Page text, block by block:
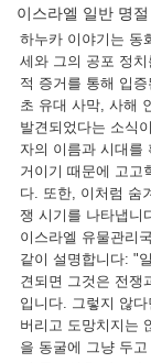
이스라엘 일반 명절
하누카 이야기는 동
세와 그의 공포 정
적 증거를 통해 입
초 유대 사막, 사해
발견되었다는 소식
자의 이름과 시대를
거이기 때문에 고고
다. 또한, 이처럼 숨
쟁 시기를 나타냅니
이스라엘 유물관리
같이 설명합니다: "
견되면 그것은 전쟁
입니다. 그렇지 않
버리고 도망치지는
을 동굴에 그냥 두